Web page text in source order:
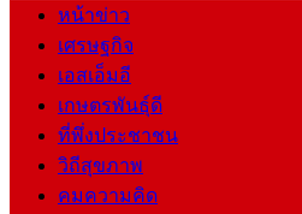
หน้าข่าว
เศรษฐกิจ
เอสเอ็มอี
เกษตรพันธุ์ดี
ที่พึ่งประชาชน
วิถีสุขภาพ
คมความคิด